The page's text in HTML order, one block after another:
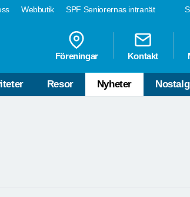
Webbutik SPF Seniorernas intranät
Föreningar Kontakt
Resor Nyheter